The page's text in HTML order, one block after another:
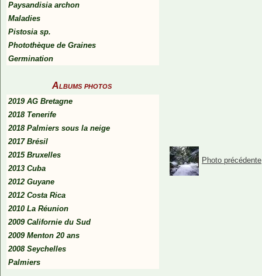
Paysandisia archon
Maladies
Pistosia sp.
Photothèque de Graines
Germination
Albums photos
2019 AG Bretagne
2018 Tenerife
2018 Palmiers sous la neige
2017 Brésil
2015 Bruxelles
2013 Cuba
2012 Guyane
2012 Costa Rica
2010 La Réunion
2009 Californie du Sud
2009 Menton 20 ans
2008 Seychelles
Palmiers
Photo précédente